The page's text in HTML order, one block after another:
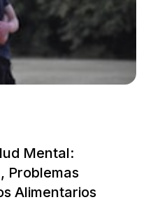
Mental:
Problemas
Alimentarios